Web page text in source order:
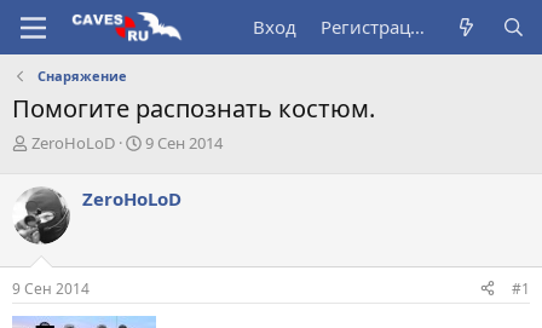
Вход Регистрация
Снаряжение
Помогите распознать костюм.
А
т
о
р
т
е
м
ы
ZeroHoLoD
Д
а
ч
л
9 Сен 2014
ZeroHoLoD
9 Сен 2014 #1